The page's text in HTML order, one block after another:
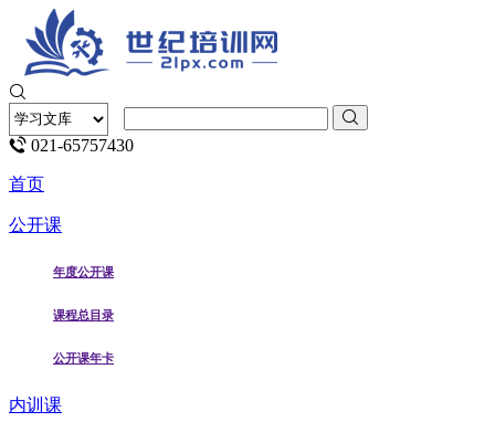
021-65757430
首页
公开课
年度公开课
课程总目录
公开课年卡
内训课